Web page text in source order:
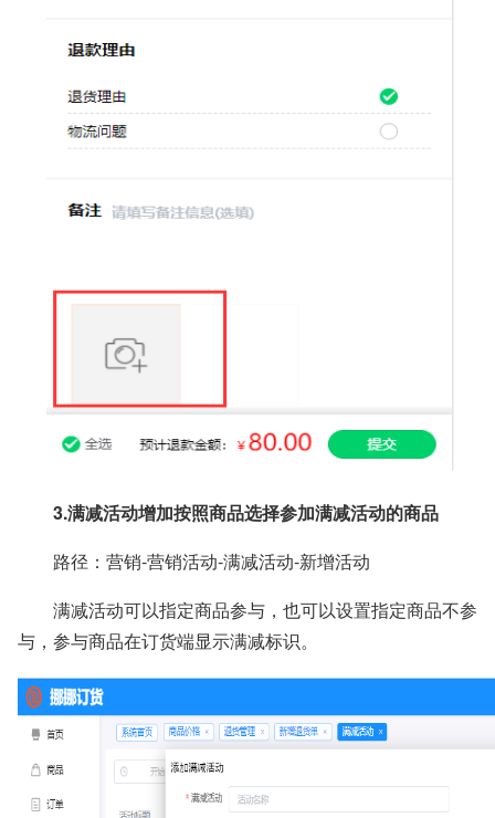
3.满减活动增加按照商品选择参加满减活动的商品
路径：营销-营销活动-满减活动-新增活动
满减活动可以指定商品参与，也可以设置指定商品不参
与，参与商品在订货端显示满减标识。